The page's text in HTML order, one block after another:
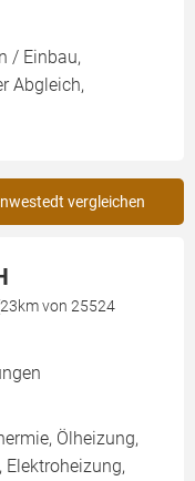
/ Einbau,
Abgleich,
vergleichen
von 25524
Ölheizung,
Elektroheizung,